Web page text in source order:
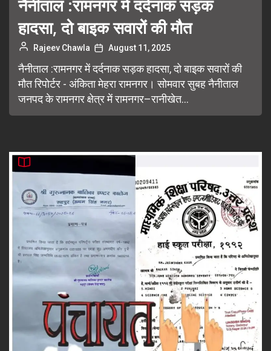
नैनीताल :रामनगर में दर्दनाक सड़क
हादसा, दो बाइक सवारों की मौत
Rajeev Chawla August 11, 2025
नैनीताल :रामनगर में दर्दनाक सड़क हादसा, दो बाइक सवारों की
मौत रिपोर्टर - अंकिता मेहरा रामनगर। सोमवार सुबह नैनीताल
जनपद के रामनगर क्षेत्र में रामनगर–रानीखेत...